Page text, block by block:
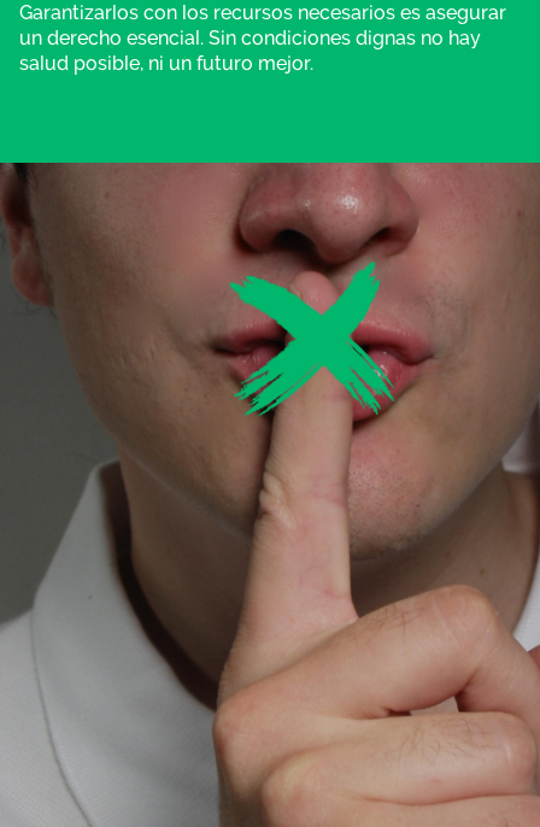
Ventajas
Noticias
Únete
Garantizarlos con los recursos necesarios es asegurar
un derecho esencial. Sin condiciones dignas no hay
salud posible, ni un futuro mejor.